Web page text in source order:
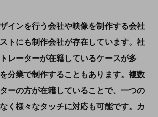
インを行う会社や映像を制作する会社
トにも制作会社が存在しています。社
レーターが在籍しているケースが多
分業で制作することもあります。複数
ーの方が在籍していることで、一つの
く様々なタッチに対応も可能です。カ